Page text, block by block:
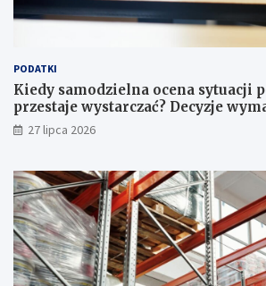
PODATKI
Kiedy samodzielna ocena sytuacji
przestaje wystarczać? Decyzje
której nie zastąpi internet
27 lipca 2026